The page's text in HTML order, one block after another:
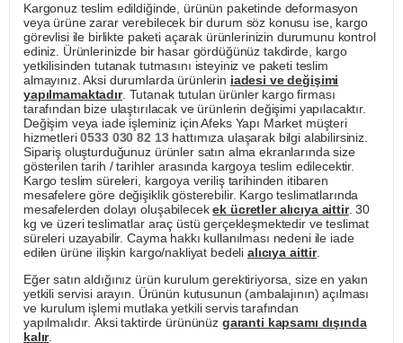
Kargonuz teslim edildiğinde, ürünün paketinde deformasyon
veya ürüne zarar verebilecek bir durum söz konusu ise, kargo
görevlisi ile birlikte paketi açarak ürünlerinizin durumunu kontrol
ediniz. Ürünlerinizde bir hasar gördüğünüz takdirde, kargo
yetkilisinden tutanak tutmasını isteyiniz ve paketi teslim
almayınız. Aksi durumlarda ürünlerin iadesi ve değişimi
yapılmamaktadır. Tutanak tutulan ürünler kargo firması
tarafından bize ulaştırılacak ve ürünlerin değişimi yapılacaktır.
Değişim veya iade işleminiz için Afeks Yapı Market müşteri
hizmetleri0533 030 82 13hattımıza ulaşarak bilgi alabilirsiniz.
Sipariş oluşturduğunuz ürünler satın alma ekranlarında size
gösterilen tarih / tarihler arasında kargoya teslim edilecektir.
Kargo teslim süreleri, kargoya veriliş tarihinden itibaren
mesafelere göre değişiklik gösterebilir. Kargo teslimatlarında
mesafelerden dolayı oluşabilecekek ücretler alıcıya aittir. 30
kg ve üzeri teslimatlar araç üstü gerçekleşmektedir ve teslimat
süreleri uzayabilir. Cayma hakkı kullanılması nedeni ile iade
edilen ürüne ilişkin kargo/nakliyat bedeli alıcıya aittir.
Eğer satın aldığınız ürün kurulum gerektiriyorsa, size en yakın
yetkili servisi arayın. Ürünün kutusunun (ambalajının) açılması
ve kurulum işlemi mutlaka yetkili servis tarafından
yapılmalıdır. Aksi taktirde ürününüz garanti kapsamı dışında
kalır.